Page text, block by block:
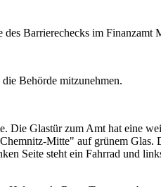
Barrierechecks im Finanzamt
Behörde mitzunehmen.